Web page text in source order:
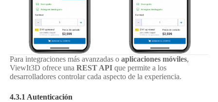
Para integraciones más avanzadas o aplicaciones móviles,
ViewIt3D ofrece una REST API que permite a los
desarrolladores controlar cada aspecto de la experiencia.
4.3.1 Autenticación